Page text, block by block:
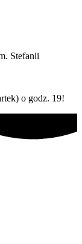
Stefanii
o godz. 19!